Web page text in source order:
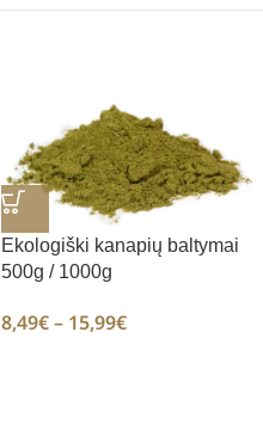
Ekologiški kanapių baltymai
500g / 1000g
8,49€– 15,99€